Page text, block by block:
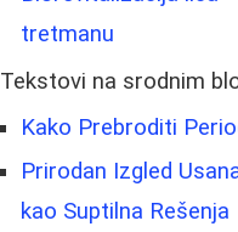
tretmanu
Tekstovi na srodnim
Kako Prebroditi
Prirodan Izgled
kao Suptilna Rešenja